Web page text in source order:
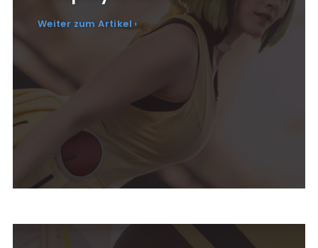
Weiter zum Artikel ›